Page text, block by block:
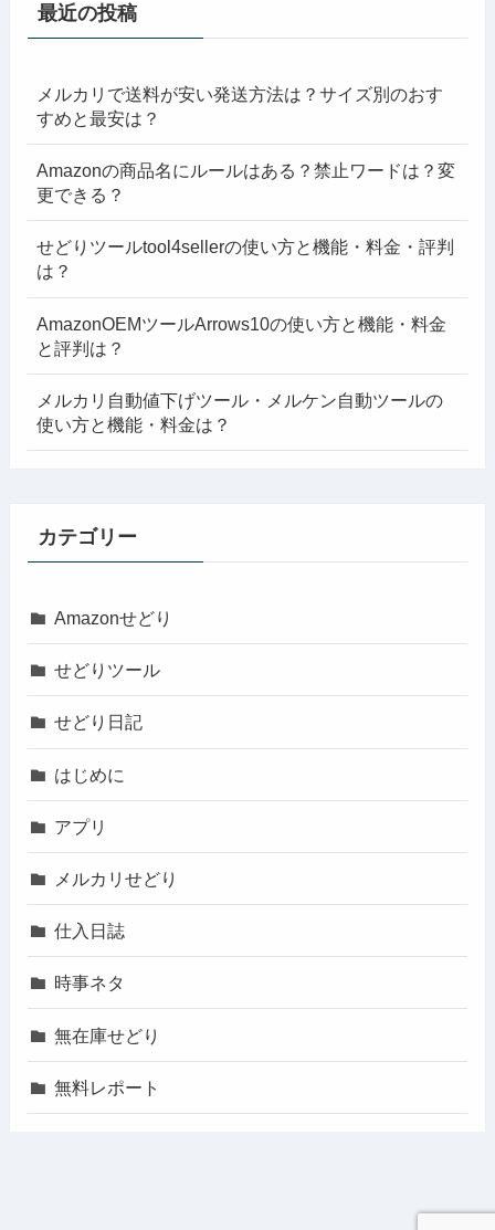
最近の投稿
メルカリで送料が安い発送方法は？サイズ別のおす
すめと最安は？
Amazonの商品名にルールはある？禁止ワードは？変
更できる？
せどりツールtool4sellerの使い方と機能・料金・評判
は？
AmazonOEMツールArrows10の使い方と機能・料金
と評判は？
メルカリ自動値下げツール・メルケン自動ツールの
使い方と機能・料金は？
カテゴリー
Amazonせどり
せどりツール
せどり日記
はじめに
アプリ
メルカリせどり
仕入日誌
時事ネタ
無在庫せどり
無料レポート